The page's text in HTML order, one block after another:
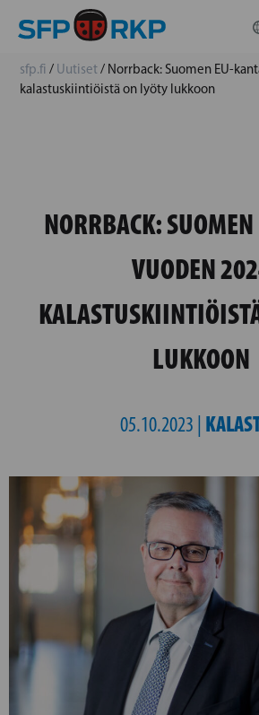
sfp.fi / Uutiset/ Norrback: Suomen EU-
kalastuskiintiöistä on lyöty lukkoon
NORRBACK:
VUODEN
LUKKOON
05.10.2023 |